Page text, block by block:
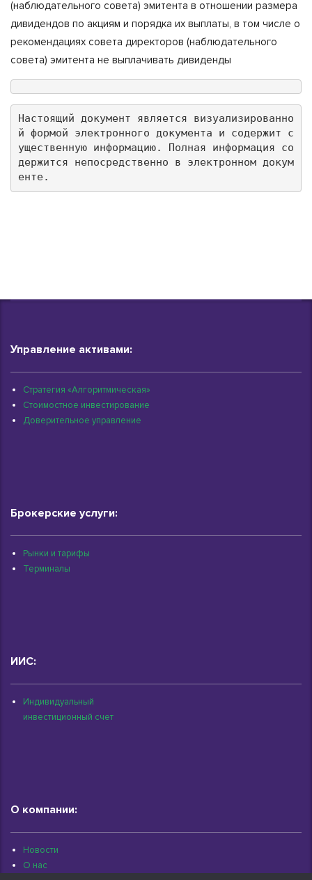
(наблюдательного совета) эмитента в отношении размера
дивидендов по акциям и порядка их выплаты, в том числе о
рекомендациях совета директоров (наблюдательного
совета) эмитента не выплачивать дивиденды
Настоящий документ является визуализированно
й формой электронного документа и содержит с
ущественную информацию. Полная информация со
держится непосредственно в электронном докум
енте.
Управление активами:
Стратегия «Алгоритмическая»
Стоимостное инвестирование
Доверительное управление
Брокерские услуги:
Рынки и тарифы
Терминалы
ИИС:
Индивидуальный
инвестиционный счет
О компании:
Новости
О нас